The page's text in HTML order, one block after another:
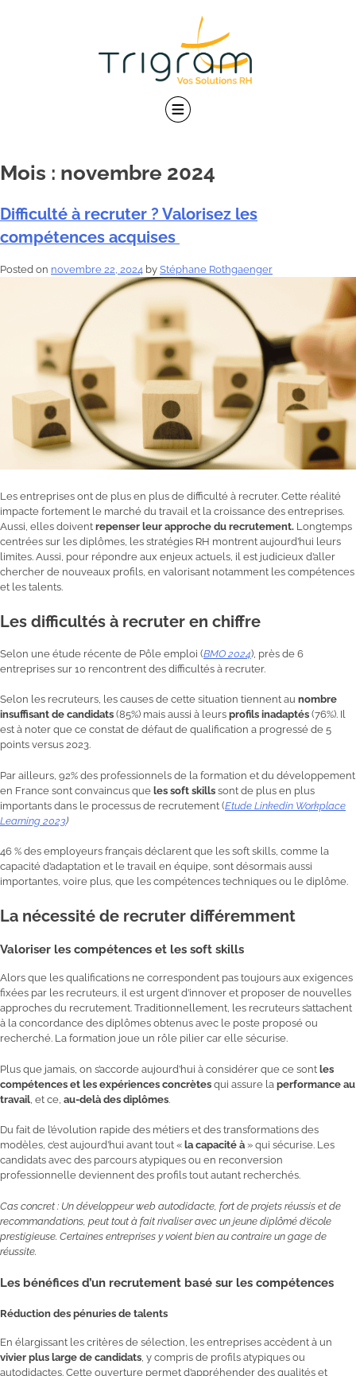
Mois : novembre 2024
Difficulté à recruter ? Valorisez les
compétences acquises
Posted on novembre 22, 2024 by Stéphane Rothgaenger
Les entreprises ont de plus en plus de difficulté à recruter. Cette réalité
impacte fortement le marché du travail et la croissance des entreprises.
Aussi, elles doivent repenser leur approche du recrutement. Longtemps
centrées sur les diplômes, les stratégies RH montrent aujourd’hui leurs
limites. Aussi, pour répondre aux enjeux actuels, il est judicieux d’aller
chercher de nouveaux profils, en valorisant notamment les compétences
et les talents.
Les difficultés à recruter en chiffre
Selon une étude récente de Pôle emploi (BMO 2024), près de 6
entreprises sur 10 rencontrent des difficultés à recruter.
Selon les recruteurs, les causes de cette situation tiennent au nombre
insuffisant de candidats (85%) mais aussi à leurs profils inadaptés (76%). Il
est à noter que ce constat de défaut de qualification a progressé de 5
points versus 2023.
Par ailleurs, 92% des professionnels de la formation et du développement
en France sont convaincus que les soft skills sont de plus en plus
importants dans le processus de recrutement (Etude Linkedin Workplace
Learning 2023)
46 % des employeurs français déclarent que les soft skills, comme la
capacité d’adaptation et le travail en équipe, sont désormais aussi
importantes, voire plus, que les compétences techniques ou le diplôme.
La nécessité de recruter différemment
Valoriser les compétences et les soft skills
Alors que les qualifications ne correspondent pas toujours aux exigences
fixées par les recruteurs, il est urgent d’innover et proposer de nouvelles
approches du recrutement. Traditionnellement, les recruteurs s’attachent
à la concordance des diplômes obtenus avec le poste proposé ou
recherché. La formation joue un rôle pilier car elle sécurise.
Plus que jamais, on s’accorde aujourd’hui à considérer que ce sont les
compétences et les expériences concrètes qui assure la performance au
travail , et ce, au-delà des diplômes.
Du fait de l’évolution rapide des métiers et des transformations des
modèles, c’est aujourd’hui avant tout « la capacité à » qui sécurise. Les
candidats avec des parcours atypiques ou en reconversion
professionnelle deviennent des profils tout autant recherchés.
Cas concret : Un développeur web autodidacte, fort de projets réussis et de
recommandations, peut tout à fait rivaliser avec un jeune diplômé d’école
prestigieuse. Certaines entreprises y voient bien au contraire un gage de
réussite.
Les bénéfices d’un recrutement basé sur les compétences
Réduction des pénuries de talents
En élargissant les critères de sélection, les entreprises accèdent à un
vivier plus large de candidats , y compris de profils atypiques ou
autodidactes. Cette ouverture permet d’appréhender des qualités et